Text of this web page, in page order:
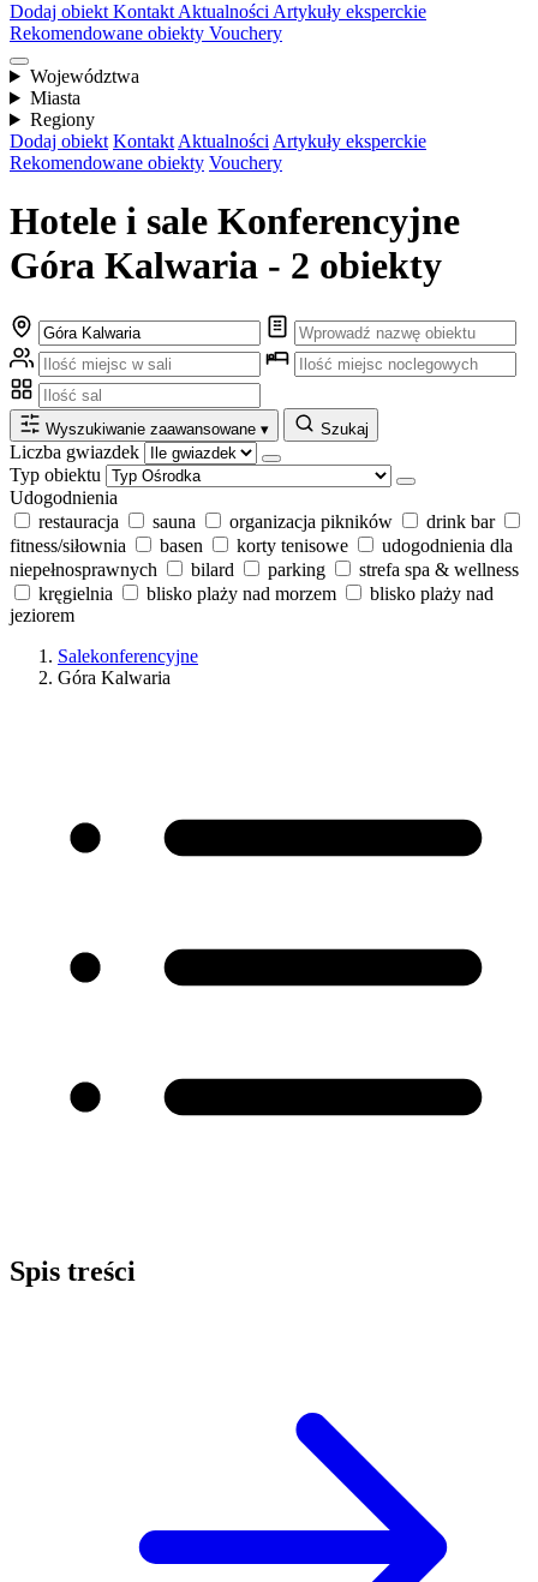
Dodaj obiekt Kontakt Aktualności Artykuły eksperckie
Rekomendowane obiekty Vouchery
Województwa
Miasta
Regiony
Dodaj obiekt Kontakt Aktualności Artykuły eksperckie
Rekomendowane obiekty Vouchery
Hotele i sale Konferencyjne
Góra Kalwaria - 2 obiekty
Wyszukiwanie zaawansowane ▾ Szukaj
Liczba gwiazdek
Typ obiektu
Udogodnienia
restauracja
sauna organizacja pikników
drink bar
fitness/siłownia
basen korty tenisowe
udogodnienia dla
niepełnosprawnych
bilard parking
strefa spa & wellness
kręgielnia
blisko plaży nad morzem
blisko plaży nad
jeziorem
Salekonferencyjne
Góra Kalwaria
Spis treści